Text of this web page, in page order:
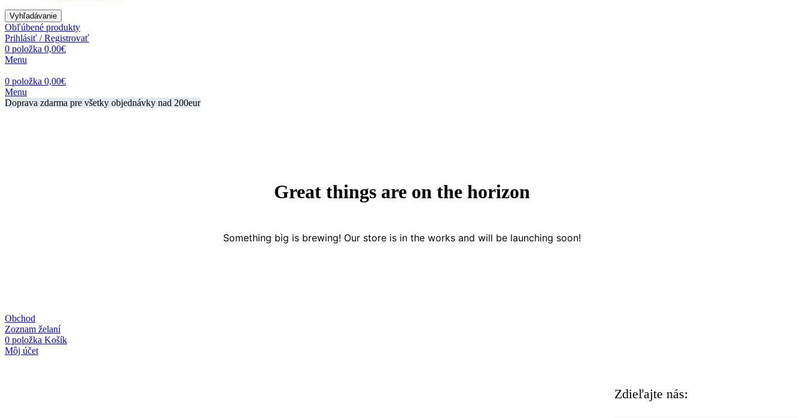
Vyhľadávanie
Obľúbené produkty
Prihlásiť / Registrovať
0 položka 0,00€
Menu
0 položka 0,00€
Menu
Doprava zdarma pre všetky objednávky nad 200eur
Great things are on the horizon
Something big is brewing! Our store is in the works and will be launching soon!
Obchod
Zoznam želaní
0 položka Košík
Môj účet
Zdieľajte nás: